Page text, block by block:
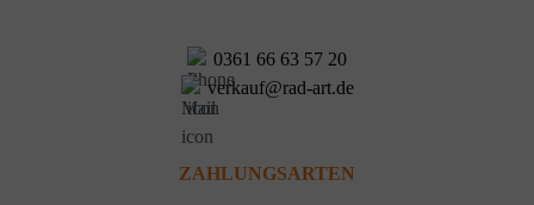
ZAHLUNGSARTEN
0361 66 63 57 20
verkauf@rad-art.de